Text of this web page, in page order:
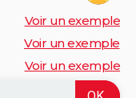
Voir un exemple
Voir un exemple
Voir un exemple